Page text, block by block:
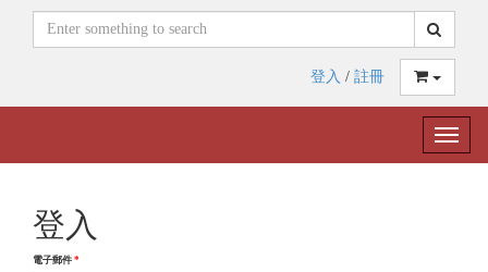
登入 / 註冊
Toggle
登入
電子郵件 *